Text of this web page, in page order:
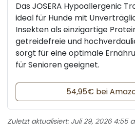
Das JOSERA Hypoallergenic
ideal für Hunde mit
Insekten als einzigartige
getreidefreie und
sorgt für eine optimale
für Senioren geeignet.
54,95€ bei
Zuletzt aktualisiert: Juli 29, 2026 4:55